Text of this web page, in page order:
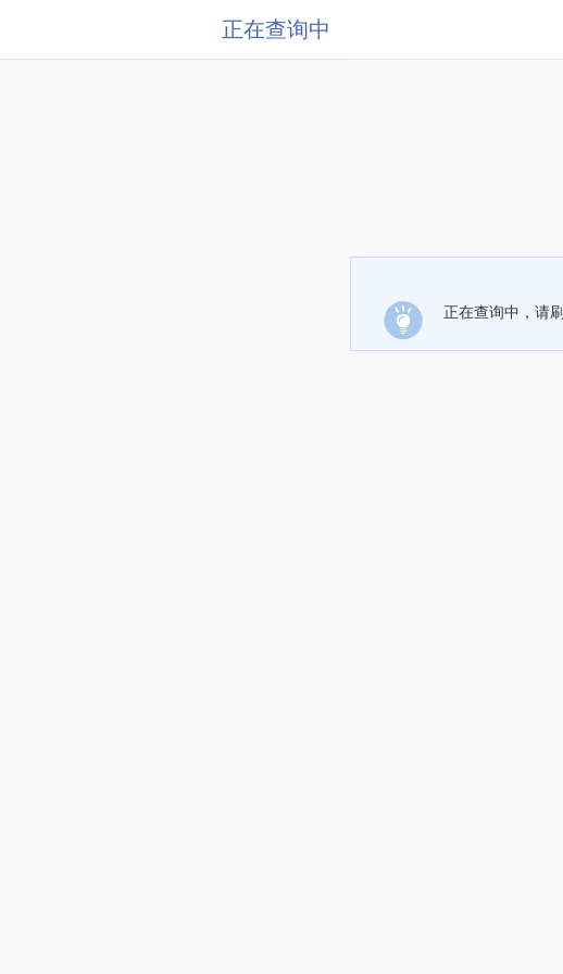
正在查询中
正在查询中，请